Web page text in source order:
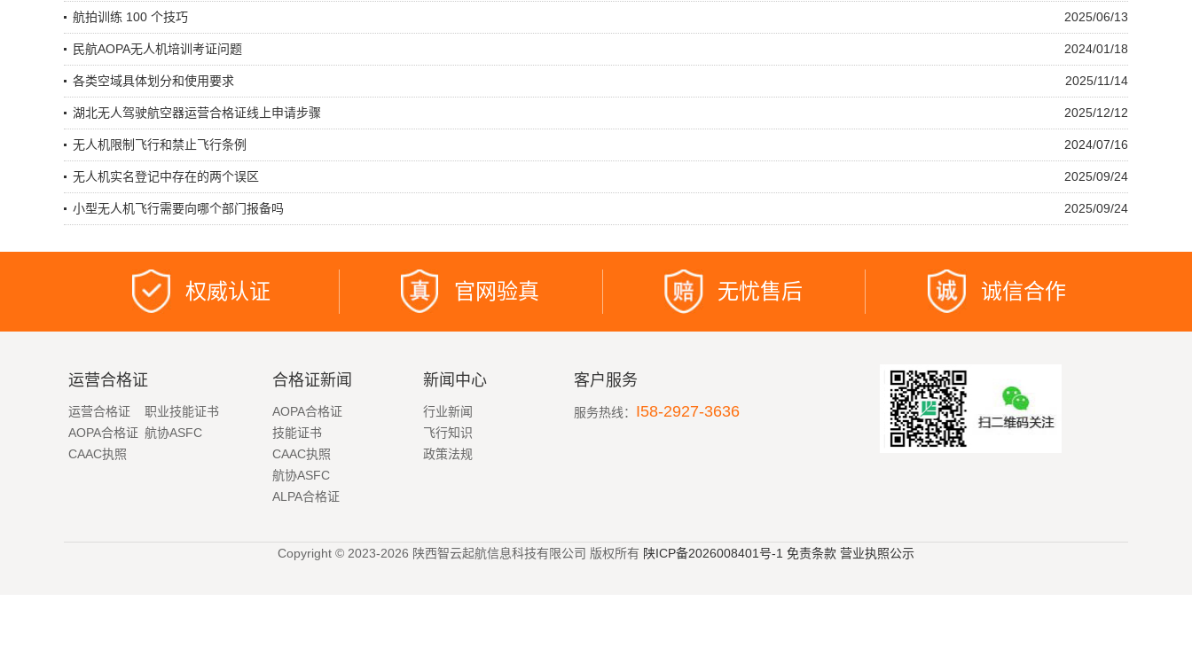
2025/06/13
航拍训练 100 个技巧
2024/01/18
民航AOPA无人机培训考证问题
2025/11/14
各类空域具体划分和使用要求
2025/12/12
湖北无人驾驶航空器运营合格证线上申请步骤
2024/07/16
无人机限制飞行和禁止飞行条例
2025/09/24
无人机实名登记中存在的两个误区
2025/09/24
小型无人机飞行需要向哪个部门报备吗
权威认证 官网验真 无忧售后 诚信合作
运营合格证
运营合格证
职业技能证书
AOPA合格证 航协ASFC
CAAC执照
合格证新闻
AOPA合格证
技能证书
CAAC执照
航协ASFC
ALPA合格证
新闻中心
行业新闻
飞行知识
政策法规
客户服务
服务热线： I58-2927-3636
Copyright © 2023-2026 陕西智云起航信息科技有限公司 版权所有 陕ICP备2026008401号-1 免责条款 营业执照公示